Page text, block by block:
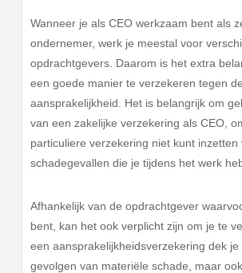
Wanneer je als CEO werkzaam bent als
ondernemer, werk je meestal voor
opdrachtgevers. Daarom is het extra
een goede manier te verzekeren tegen
aansprakelijkheid. Het is belangrijk om
van een zakelijke verzekering als CEO,
particuliere verzekering niet kunt inzetten
schadegevallen die je tijdens het werk
Afhankelijk van de opdrachtgever
bent, kan het ook verplicht zijn om je te
een aansprakelijkheidsverzekering dek je
gevolgen van materiële schade, maar